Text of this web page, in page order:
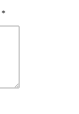
*